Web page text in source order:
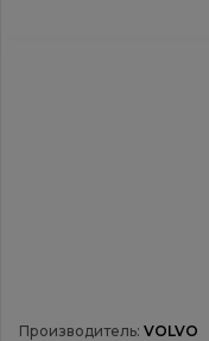
Производитель: VOLVO